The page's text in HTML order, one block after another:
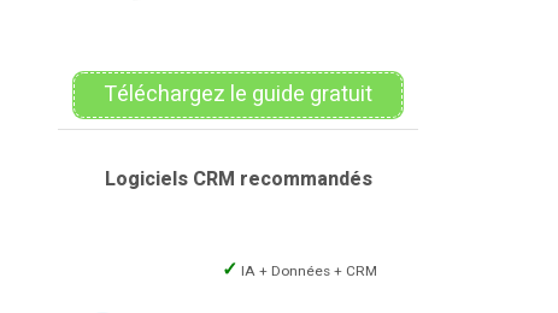
Téléchargez le guide gratuit
Logiciels CRM recommandés
IA + Données + CRM